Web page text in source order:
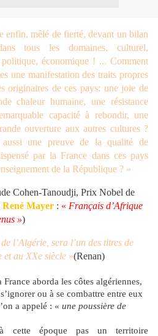
enfin, mêlé de fierté, devant un bilan
tous les domaines, culturel,
économique ! ... Comment
une manifestation des traits propres
originaires de ces pays: une joie de
chaleur humaine, une résistance
capacité à rebondir, une
ouverture aux autres cultures ?
une preuve de la qualité de
par la France dans ces pays
de la République ? »
Cohen-Tanoudji, Prix Nobel de
René Mayer : « Français d’Afrique
»)
l’Algérie, sera l’un des titres de
au XXe siècle »(Renan)
aborda les côtes algériennes,
ou à se combattre entre eux
a appelé : « une poussière de
à cette époque pas un territoire